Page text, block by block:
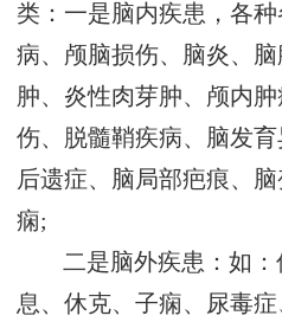
类：一是脑内疾患，各
病、颅脑损伤、脑炎、
肿、炎性肉芽肿、颅内
伤、脱髓鞘疾病、脑发
后遗症、脑局部疤痕、
痫;
二是脑外疾患：如
息、休克、子痫、尿毒